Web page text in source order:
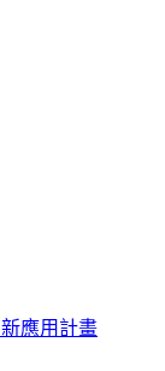
應用計畫